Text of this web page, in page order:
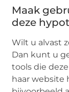
Maak
deze
Wilt u alvast
Dan kunt u
tools die
haar website